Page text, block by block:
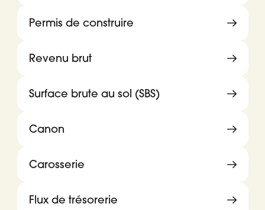
Permis de construire
Revenu brut
Surface brute au sol (SBS)
Canon
Carosserie
Flux de trésorerie